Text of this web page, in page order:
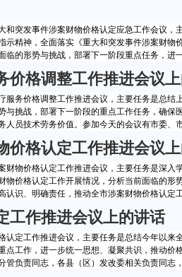
和突发事件涉案财物价格认定应急工作会议，
示精神，全面落实《重大和突发事件涉案财物
临的形势与挑战，部署下一阶段重点任务，进
价格调整工作推进会议
服务价格调整工作推进会议，主要任务是总结
与挑战，部署下一阶段的重点工作任务，确保
人员技术劳务价值。参加今天的会议有市委、
价格认定工作推进会议
财物价格认定工作推进会议，主要任务是深入
物价格认定工作开展情况，分析当前面临的形
认识、明确责任，推动全市涉案财物价格认定
工作推进会议上的讲话
认定工作推进会议，主要任务是总结今年以来
点工作，进一步统一思想、凝聚共识，推动价
管负责同志，各县（区）发改委相关负责同志